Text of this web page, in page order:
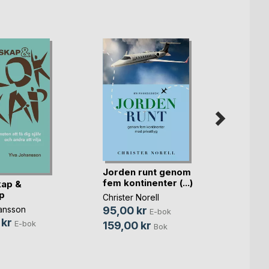
&
E-bok
Jorden runt genom
fem kontinenter (...)
Christer Norell
95,00 kr E-bok
159,00 kr Bok